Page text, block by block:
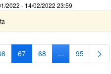
2022 - 14/02/2022 23:59
intermedias Use TAB para
PáginaPágina
67 Página
68 ...PáginasPágina
95